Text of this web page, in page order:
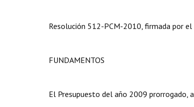
Resolución 512-PCM-2010, firmada por
FUNDAMENTOS
El Presupuesto del año 2009 prorrogado,